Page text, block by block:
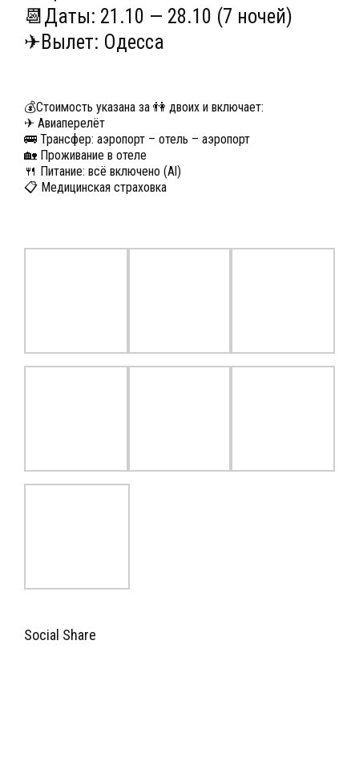
📆Даты: 21.10 — 28.10 (7 ночей)
✈Вылет: Одесса
💰Стоимость указана за 👫 двоих и включает:
✈ Авиаперелёт
🚌 Трансфер: аэропорт – отель – аэропорт
🏡 Проживание в отеле
🍴 Питание: всё включено (Al)
📋 Медицинская страховка
Social Share